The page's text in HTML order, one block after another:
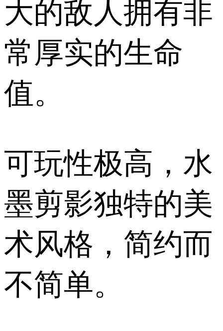
大的敌人拥有非
常厚实的生命
值。
可玩性极高，水
墨剪影独特的美
术风格，简约而
不简单。